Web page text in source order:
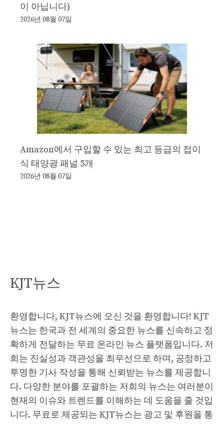
이 아닙니다)
2026년 08월 07일
Amazon에서 구입할 수 있는 최고 등급의 접이
식 태양광 패널 5개
2026년 08월 07일
KJT뉴스
환영합니다, KJT뉴스에 오신 것을 환영합니다! KJT
뉴스는 한국과 전 세계의 중요한 뉴스를 신속하고 정
확하게 전달하는 무료 온라인 뉴스 플랫폼입니다. 저
희는 진실성과 객관성을 최우선으로 하며, 공정하고
투명한 기사 작성을 통해 신뢰받는 뉴스를 제공합니
다. 다양한 분야를 포괄하는 저희의 뉴스는 여러분이
현재의 이슈와 트렌드를 이해하는 데 도움을 줄 것입
니다. 무료로 제공되는 KJT뉴스는 광고 및 후원을 통